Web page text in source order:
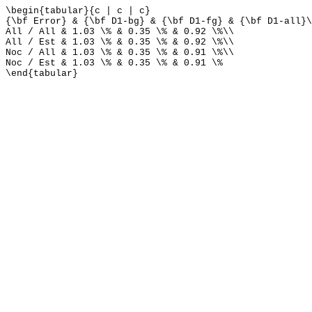
\begin{tabular}{c | c | c}
{\bf Error} & {\bf D1-bg} & {\bf D1-fg} & {\bf D1-
All / All & 1.03 \% & 0.35 \% & 0.92 \%\\
All / Est & 1.03 \% & 0.35 \% & 0.92 \%\\
Noc / All & 1.03 \% & 0.35 \% & 0.91 \%\\
Noc / Est & 1.03 \% & 0.35 \% & 0.91 \%
\end{tabular}